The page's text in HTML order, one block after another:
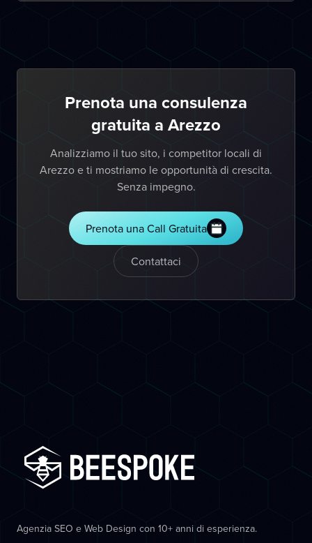
Prenota una consulenza
gratuita a Arezzo
Analizziamo il tuo sito, i competitor locali di
Arezzo e ti mostriamo le opportunità di crescita.
Senza impegno.
Prenota una Call Gratuita
Contattaci
Agenzia SEO e Web Design con 10+ anni di esperienza.